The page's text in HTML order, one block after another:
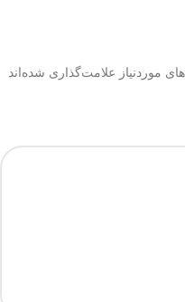
موردنیاز علامت‌گذاری شده‌اند